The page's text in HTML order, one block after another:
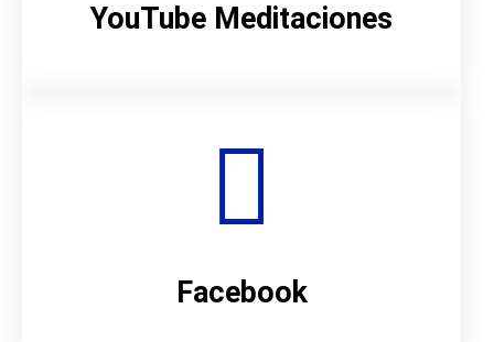
YouTube Meditaciones
Facebook